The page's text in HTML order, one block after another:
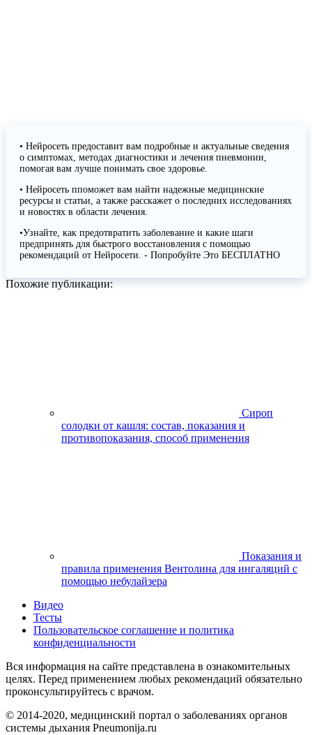
• Нейросеть предоставит вам подробные и актуальные сведения
о симптомах, методах диагностики и лечения пневмонии,
помогая вам лучше понимать свое здоровье.
• Нейросеть ппоможет вам найти надежные медицинские
ресурсы и статьи, а также расскажет о последних исследованиях
и новостях в области лечения.
•Узнайте, как предотвратить заболевание и какие шаги
предпринять для быстрого восстановления с помощью
рекомендаций от Нейросети. - Попробуйте Это БЕСПЛАТНО
Похожие публикации:
Сироп
солодки от кашля: состав, показания и
противопоказания, способ применения
Показания и
правила применения Вентолина для ингаляций с
помощью небулайзера
Видео
Тесты
Пользовательское соглашение и политика
конфиденциальности
Вся информация на сайте представлена в ознакомительных
целях. Перед применением любых рекомендаций обязательно
проконсультируйтесь с врачом.
© 2014-2020, медицинский портал о заболеваниях органов
системы дыхания Pneumonija.ru